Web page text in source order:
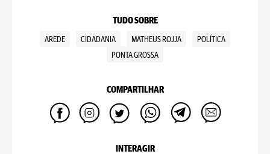
TUDO SOBRE
AREDE CIDADANIA MATHEUS ROJJA
POLÍTICA
PONTA GROSSA
COMPARTILHAR
INTERAGIR